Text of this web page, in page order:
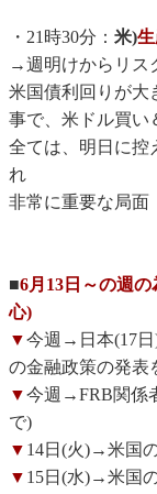
・21時30分： 米)
→週明けからリス
米国債利回りが大
事で、米ドル買い
全ては、明日に控
れ
非常に重要な局面
■6月13日～の週
心)
▼今週→日本(17日
の金融政策の発表
▼今週→FRB関係
で)
▼ 14日(火)→米国
▼ 15日(水)→米国